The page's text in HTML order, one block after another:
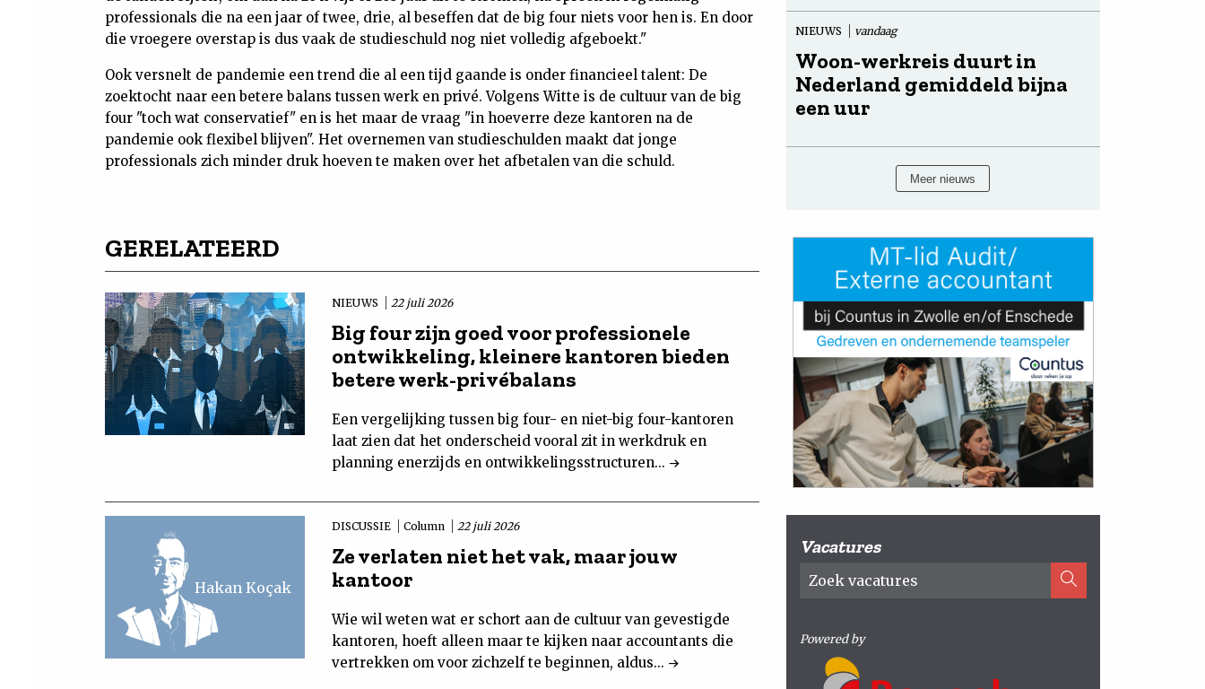
professionals die na een jaar of twee, drie, al beseffen dat de big four niets voor hen is. En door
die vroegere overstap is dus vaak de studieschuld nog niet volledig afgeboekt."
Ook versnelt de pandemie een trend die al een tijd gaande is onder financieel talent: De
zoektocht naar een betere balans tussen werk en privé. Volgens Witte is de cultuur van de big
four "toch wat conservatief" en is het maar de vraag "in hoeverre deze kantoren na de
pandemie ook flexibel blijven". Het overnemen van studieschulden maakt dat jonge
professionals zich minder druk hoeven te maken over het afbetalen van die schuld.
GERELATEERD
NIEUWS 22 juli 2026
Big four zijn goed voor professionele
ontwikkeling, kleinere kantoren bieden
betere werk-privébalans
Een vergelijking tussen big four- en niet-big four-kantoren
laat zien dat het onderscheid vooral zit in werkdruk en
planning enerzijds en ontwikkelingsstructuren...
Hakan Koçak
DISCUSSIE Column 22 juli 2026
Ze verlaten niet het vak, maar jouw
kantoor
Wie wil weten wat er schort aan de cultuur van gevestigde
kantoren, hoeft alleen maar te kijken naar accountants die
vertrekken om voor zichzelf te beginnen, aldus...
NIEUWS vandaag
Woon-werkreis duurt in
Nederland gemiddeld bijna
een uur
Meer nieuws
Vacatures
Powered by